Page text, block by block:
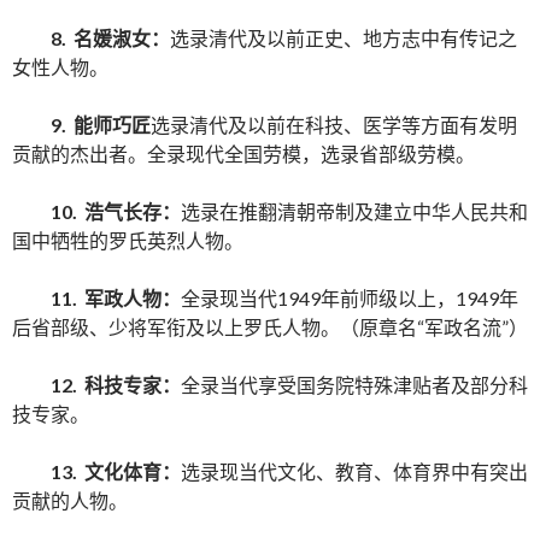
8. 名媛淑女： 选录清代及以前正史、地方志中有传记之
女性人物。
9. 能师巧匠选录清代及以前在科技、医学等方面有发明
贡献的杰出者。全录现代全国劳模，选录省部级劳模。
10. 浩气长存： 选录在推翻清朝帝制及建立中华人民共和
国中牺牲的罗氏英烈人物。
11. 军政人物： 全录现当代1949年前师级以上，1949年
后省部级、少将军衔及以上罗氏人物。（原章名“军政名流”）
12. 科技专家： 全录当代享受国务院特殊津贴者及部分科
技专家。
13. 文化体育： 选录现当代文化、教育、体育界中有突出
贡献的人物。